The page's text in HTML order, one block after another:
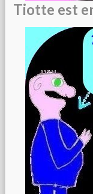
Tiotte est